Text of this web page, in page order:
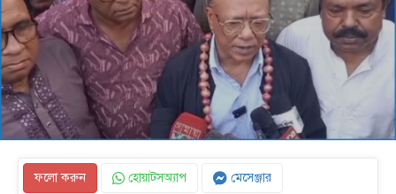
ফলো করুন হোয়াটসঅ্যাপ মেসেঞ্জার